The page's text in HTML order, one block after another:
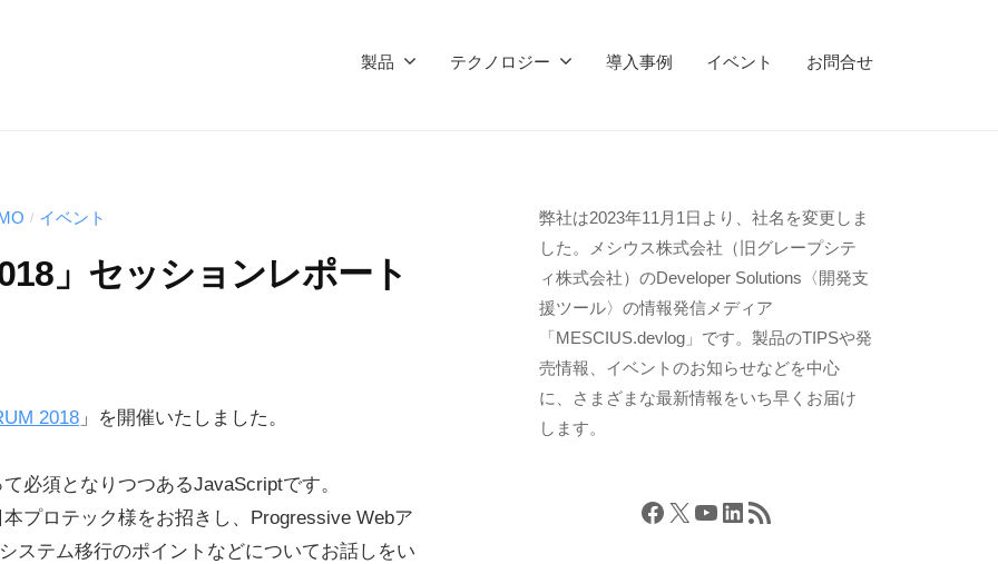
製品 テクノロジー 導入事例 イベント お問合せ
/ イベント
」セッションレポート
2018 」を開催いたしました。
必須となりつつあるJavaScriptです。
プロテック様をお招きし、Progressive Webア
ステム移行のポイントなどについてお話しをい
弊社は2023年11月1日より、社名を変更しま
した。メシウス株式会社（旧グレープシテ
ィ株式会社）のDeveloper Solutions〈開発支
援ツール〉の情報発信メディア
「MESCIUS.devlog」です。製品のTIPSや発
売情報、イベントのお知らせなどを中心
に、さまざまな最新情報をいち早くお届け
します。
Facebook
X YouTube
LinkedIn
RSS フィード